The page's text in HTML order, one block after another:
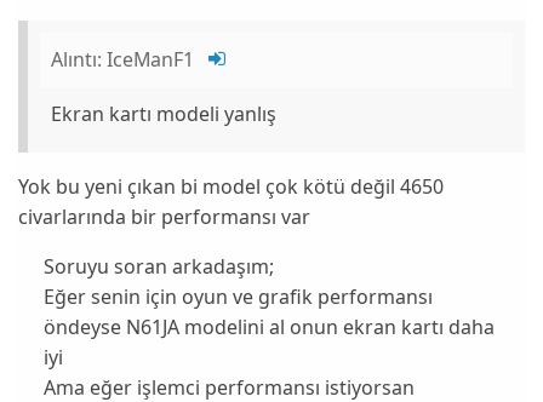
Alıntı:IceManF1
Ekran kartı modeli yanlış
Yok bu yeni çıkan bi model çok kötü değil 4650
civarlarında bir performansı var
Soruyu soran arkadaşım;
Eğer senin için oyun ve grafik performansı
öndeyse N61JA modelini al onun ekran kartı daha
iyi
Ama eğer işlemci performansı istiyorsan